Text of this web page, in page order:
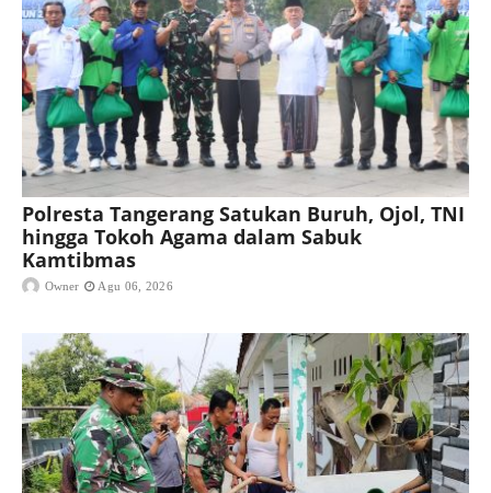
Polresta Tangerang Satukan Buruh, Ojol, TNI
hingga Tokoh Agama dalam Sabuk
Kamtibmas
Owner Agu 06, 2026